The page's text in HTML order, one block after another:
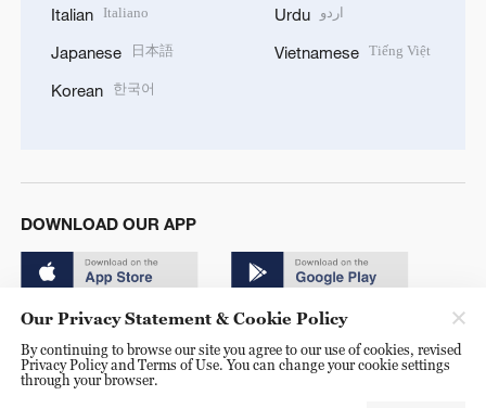
Italian Italiano
Japanese 日本語
Korean 한국어
Urdu اردو
Vietnamese Tiếng Việt
DOWNLOAD OUR APP
© China Radio International.CRI. All Rights Reserved. 16A
Our Privacy Statement & Cookie Policy
By continuing to browse our site you agree to our use of cookies, revised
Privacy Policy and Terms of Use. You can change your cookie settings
through your browser.